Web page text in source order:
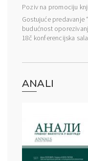
Poziv na promociju
Gostujuće predavanje
budućnost
18č konferencijska sala
ANALI